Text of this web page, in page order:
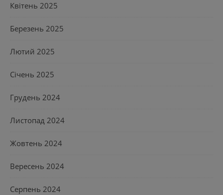
Квітень 2025
Березень 2025
Лютий 2025
Січень 2025
Грудень 2024
Листопад 2024
Жовтень 2024
Вересень 2024
Серпень 2024